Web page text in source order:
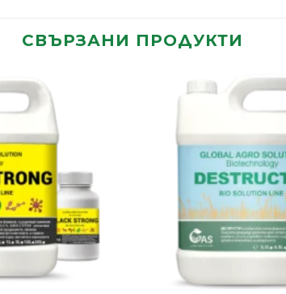
СВЪРЗАНИ ПРОДУКТИ